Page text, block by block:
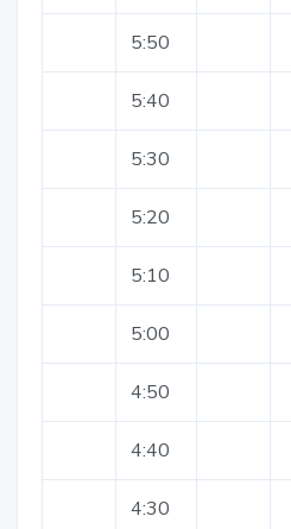
5:50
5:40
5:30
5:20
5:10
5:00
4:50
4:40
4:30